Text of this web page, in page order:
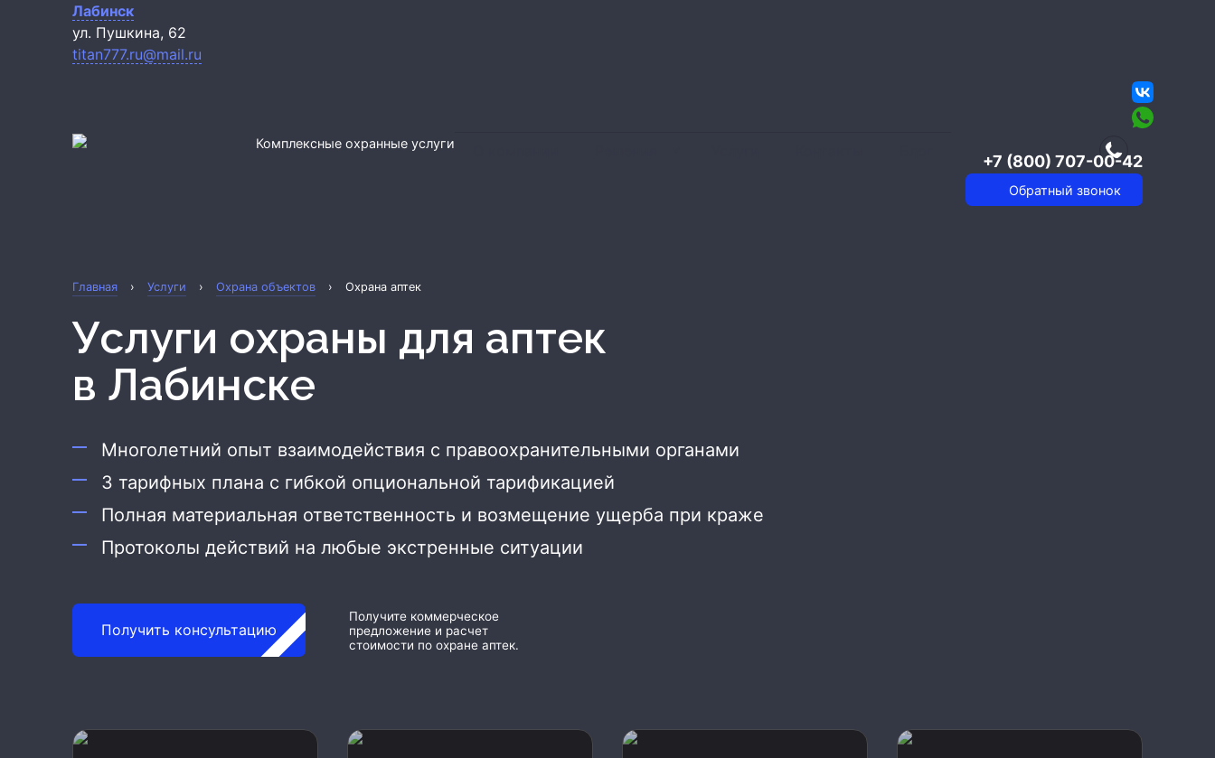
Лабинск
ул. Пушкина, 62
titan777.ru@mail.ru
Комплексные охранные услуги
+7 (800) 707-00-42
Обратный звонок
Охрана квартиры
Главная › Услуги › Охрана объектов › Охрана аптек
Услуги охраны для аптек
в Лабинске
Многолетний опыт взаимодействия с правоохранительными органами
3 тарифных плана с гибкой опциональной тарификацией
Полная материальная ответственность и возмещение ущерба при краже
Протоколы действий на любые экстренные ситуации
Получить консультацию
Получите коммерческое
предложение и расчет
стоимости по охране аптек.